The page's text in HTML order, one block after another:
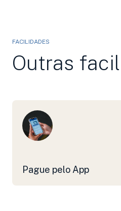
FACILIDADES
Outras
Pague pelo App